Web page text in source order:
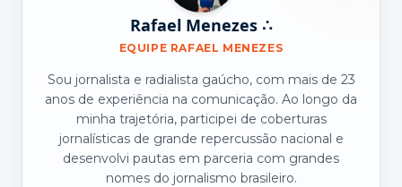
Rafael Menezes ∴
EQUIPE RAFAEL MENEZES
Sou jornalista e radialista gaúcho, com mais de 23
anos de experiência na comunicação. Ao longo da
minha trajetória, participei de coberturas
jornalísticas de grande repercussão nacional e
desenvolvi pautas em parceria com grandes
nomes do jornalismo brasileiro.